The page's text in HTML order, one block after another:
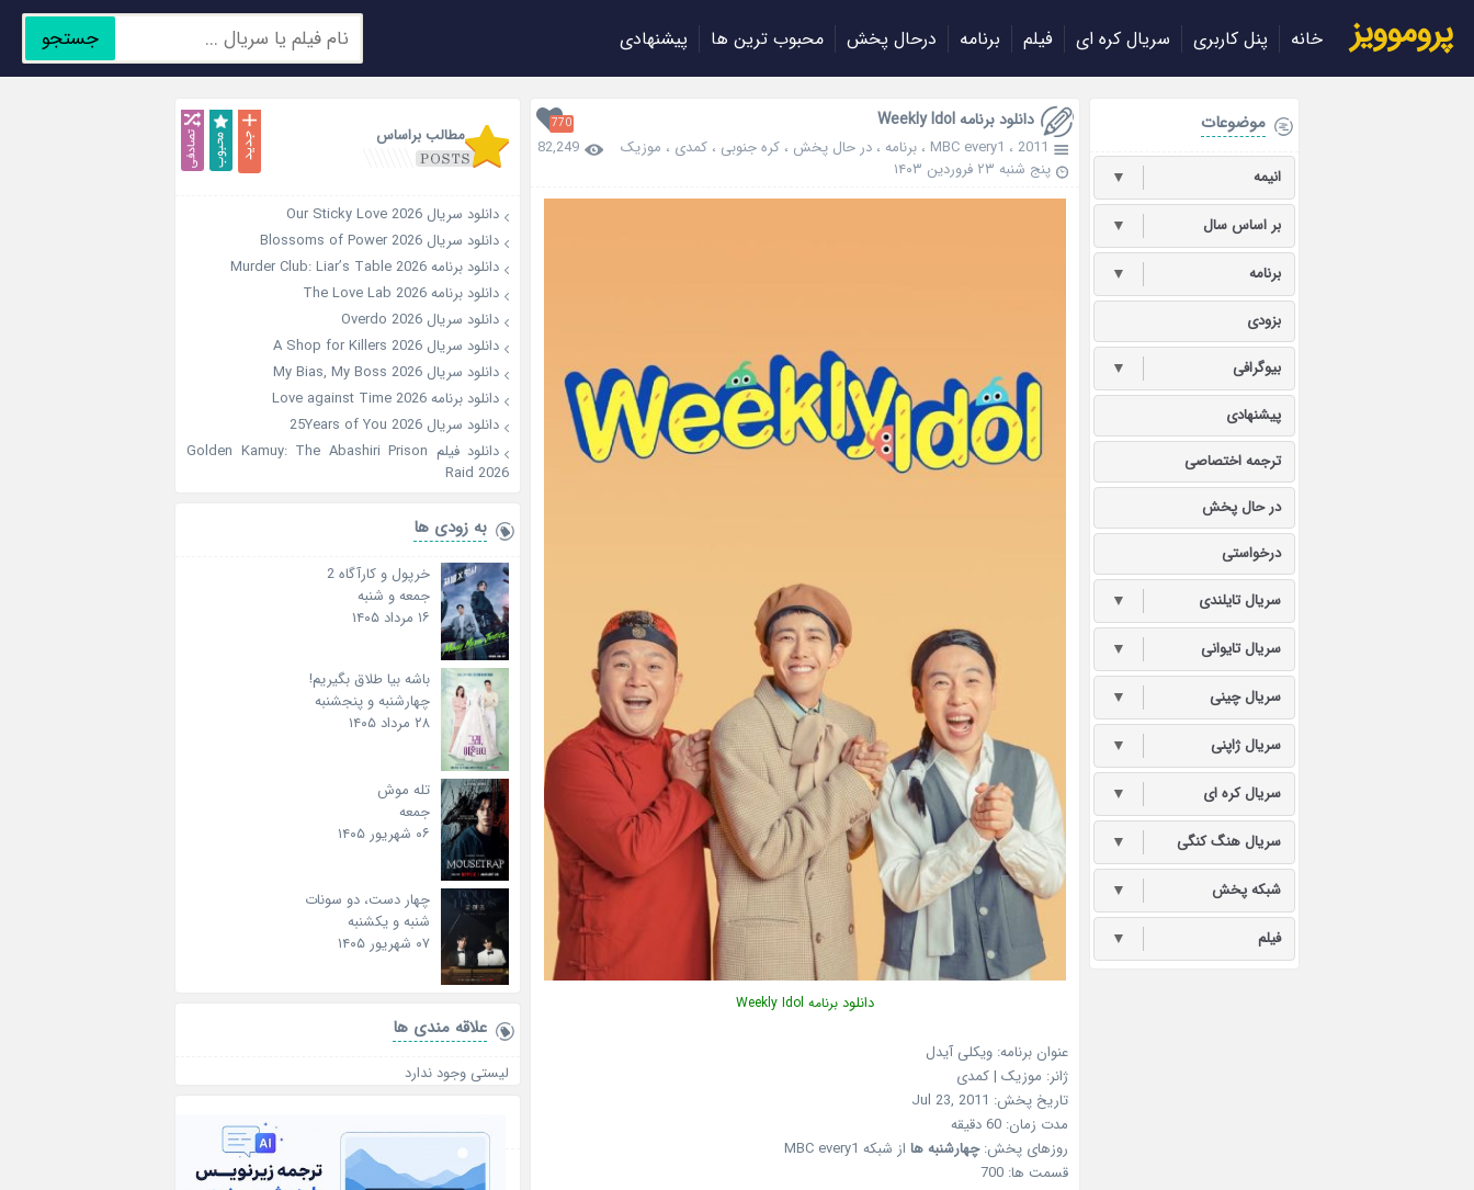
پروموویز خانه پنل کاربری سریال کره ای فیلم برنامه درحال پخش محبوب ترین ها پیشنهادی جستجو
دانلود برنامه Weekly Idol 770
2011 ، MBC every1 ، برنامه ، در حال پخش ، کره جنوبی ، کمدی ، موزیک
82,249
پنج شنبه ۲۳ فروردین ۱۴۰۳
دانلود برنامه Weekly Idol
عنوان برنامه: ویکلی آیدل
ژانر: موزیک | کمدی
تاریخ پخش: Jul 23, 2011
مدت زمان: 60 دقیقه
روزهای پخش:چهارشنبه ها از شبکه MBC every1
قسمت ها: 700
موضوعات
انیمه ▼
بر اساس سال ▼
برنامه ▼
بزودی
بیوگرافی ▼
پیشنهادی
ترجمه اختصاصی
در حال پخش
درخواستی
سریال تایلندی ▼
سریال تایوانی ▼
سریال چینی ▼
سریال ژاپنی ▼
سریال کره ای ▼
سریال هنگ کنگی ▼
شبکه پخش ▼
فیلم ▼
مطالب براساس
دانلود سریال Our Sticky Love 2026
دانلود سریال Blossoms of Power 2026
دانلود برنامه Murder Club: Liar’s Table 2026
دانلود برنامه The Love Lab 2026
دانلود سریال Overdo 2026
دانلود سریال A Shop for Killers 2026
دانلود سریال My Bias, My Boss 2026
دانلود برنامه Love against Time 2026
دانلود سریال 25Years of You 2026
دانلود فیلم Golden Kamuy: The Abashiri Prison
Raid 2026
به زودی ها
خرپول و کارآگاه 2
جمعه و شنبه
۱۶ مرداد ۱۴۰۵
باشه بیا طلاق بگیریم!
چهارشنبه و پنجشنبه
۲۸ مرداد ۱۴۰۵
تله موش
جمعه
۰۶ شهریور ۱۴۰۵
چهار دست، دو سونات
شنبه و یکشنبه
۰۷ شهریور ۱۴۰۵
علاقه‌ مندی ها
لیستی وجود ندارد